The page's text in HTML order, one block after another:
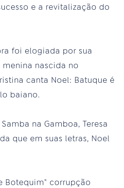
e a revitalização do
foi elogiada por sua
nascida no
canta Noel: Batuque é
baiano.
na Gamboa, Teresa
que em suas letras, Noel
Botequim" corrupção